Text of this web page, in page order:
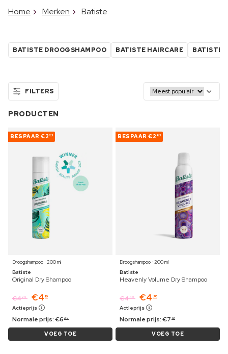
Home Merken Batiste
BATISTE DROOGSHAMPOO BATISTE HAIRCARE BATISTE
FILTERS
PRODUCTEN
BESPAAR €2 23
Droogshampoo ⋅ 200 ml
Batiste
Original Dry Shampoo
€429 €4 16
Actieprijs
Normale prijs:€6 39
VOEG TOE
BESPAAR €2 83
Droogshampoo ⋅ 200 ml
Batiste
Heavenly Volume Dry Shampoo
€4 49 €4 36
Actieprijs
Normale prijs:€7 19
VOEG TOE